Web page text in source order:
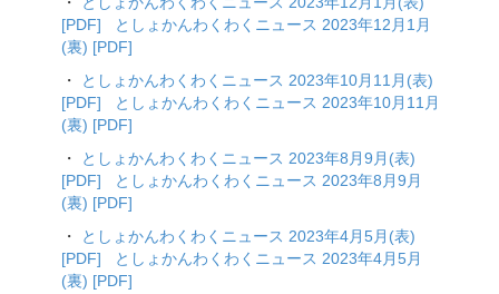
[PDF]
としょかんわくわくニュース 2023年12月1月
(裏) [PDF]
・
としょかんわくわくニュース 2023年10月11月(表)
[PDF]
としょかんわくわくニュース 2023年10月11月
(裏) [PDF]
・
としょかんわくわくニュース 2023年8月9月(表)
[PDF]
としょかんわくわくニュース 2023年8月9月
(裏) [PDF]
・
としょかんわくわくニュース 2023年4月5月(表)
[PDF]
としょかんわくわくニュース 2023年4月5月
(裏) [PDF]